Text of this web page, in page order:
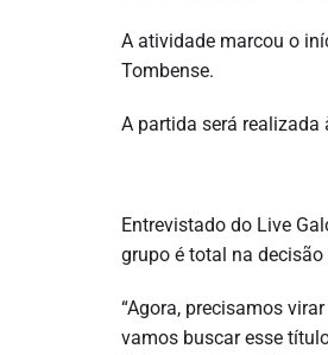
A atividade marcou o
Tombense.
A partida será realizada
Entrevistado do Live
grupo é total na decisão
“Agora, precisamos
vamos buscar esse